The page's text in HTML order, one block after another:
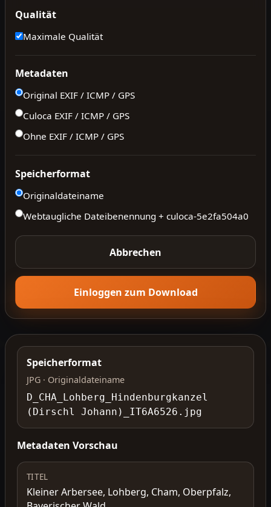
Qualität
Maximale Qualität
Metadaten
Original EXIF / ICMP / GPS
Culoca EXIF / ICMP / GPS
Ohne EXIF / ICMP / GPS
Speicherformat
Originaldateiname
Webtaugliche Dateibenennung + culoca-5e2fa504a0
Abbrechen
Einloggen zum Download
Speicherformat
JPG · Originaldateiname
D_CHA_Lohberg_Hindenburgkanzel
(Dirschl Johann)_IT6A6526.jpg
Metadaten Vorschau
TITEL
Kleiner Arbersee, Lohberg, Cham, Oberpfalz,